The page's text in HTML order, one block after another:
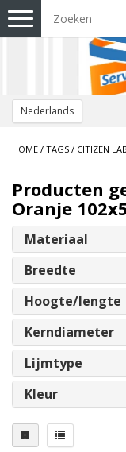
Nederlands
Toggle
navigation
HOME / TAGS / CITIZEN
Producten
Oranje
Materiaal
Breedte
Hoogte/lengte
Kerndiameter
Lijmtype
Kleur